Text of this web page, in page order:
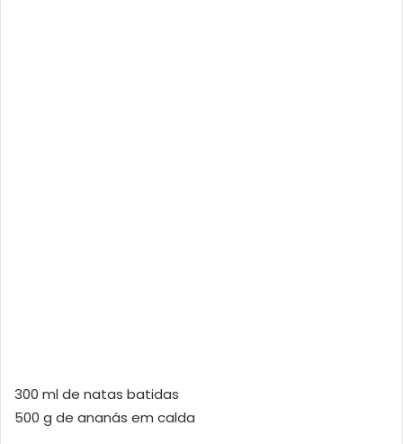
300 ml de natas batidas
500 g de ananás em calda